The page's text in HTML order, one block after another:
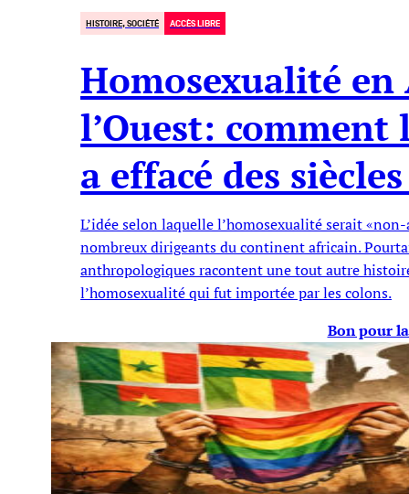
HISTOIRE, SOCIÉTÉ ACCÈS LIBRE
Homosexualité
l’Ouest:
a effacé des
L’idée selon laquelle l’homosexualité serait
nombreux dirigeants du continent africain.
anthropologiques racontent une tout autre
l’homosexualité qui fut importée par les colons.
Bon pour